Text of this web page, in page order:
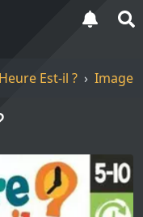
Est-il ? Images